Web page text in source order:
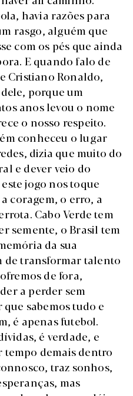
havia razões para
rasgo, alguém que
com os pés que ainda
E quando falo de
Cristiano Ronaldo,
porque um
anos levou o nome
o nosso respeito.
conheceu o lugar
dizia que muito do
e dever veio do
jogo nos toque
coragem, o erro, a
Cabo Verde tem
semente, o Brasil tem
da sua
de transformar talento
de fora,
a perder sem
sabemos tudo e
é apenas futebol.
é verdade, e
tempo demais dentro
traz sonhos,
mas